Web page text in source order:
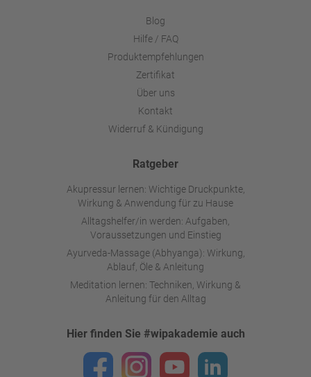
Blog
Hilfe / FAQ
Produktempfehlungen
Zertifikat
Über uns
Kontakt
Widerruf & Kündigung
Ratgeber
Akupressur lernen: Wichtige Druckpunkte,
Wirkung & Anwendung für zu Hause
Alltagshelfer/in werden: Aufgaben,
Voraussetzungen und Einstieg
Ayurveda-Massage (Abhyanga): Wirkung,
Ablauf, Öle & Anleitung
Meditation lernen: Techniken, Wirkung &
Anleitung für den Alltag
Hier finden Sie #wipakademie auch